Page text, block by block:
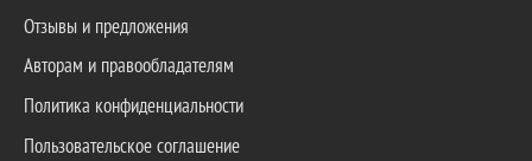
Отзывы и предложения
Авторам и правообладателям
Политика конфиденциальности
Пользовательское соглашение